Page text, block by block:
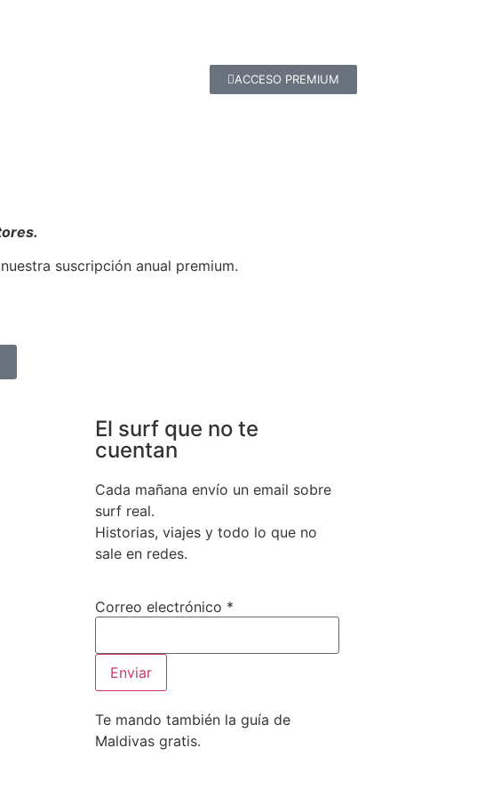
ACCESO PREMIUM
suscripción anual premium.
El surf que no te
cuentan
Cada mañana envío un email sobre
surf real.
Historias, viajes y todo lo que no
sale en redes.
Correo
electrónico
Correo electrónico *
Enviar
Te mando también la guía de
Maldivas gratis.